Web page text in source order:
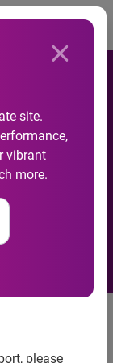
site.
vibrant
more.
please
Serasa
0,1% em
anterior,